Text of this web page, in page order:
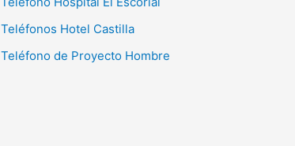
Teléfonos Hotel Castilla
Teléfono de Proyecto Hombre